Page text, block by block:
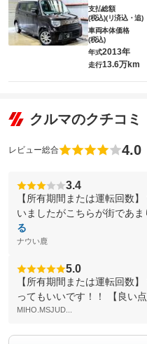
支払総額
(税込)(リ済込・追)
車両本体価格
(税込)
年式2013年
走行13.6万km
クルマのクチコミ
レビュー総合 4.0
3.4
【所有期間または運転回数
いましたがこちらが街であ
る
ナウい鹿
5.0
【所有期間または運転回数
ってもいいです！！ 【良い
MIHO.MSJUD...